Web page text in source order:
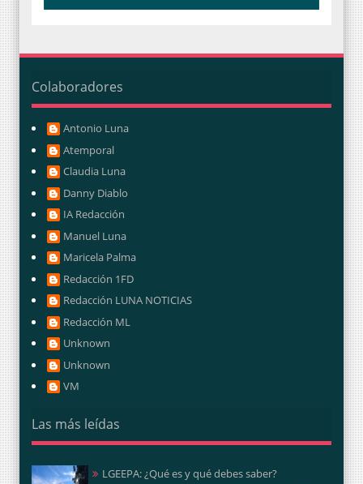
Colaboradores
Antonio Luna
Atemporal
Claudia Luna
Danny Diablo
IA Redacción
Manuel Luna
Maricela Palma
Redacción 1FD
Redacción LUNA NOTICIAS
Redacción ML
Unknown
Unknown
VM
Las más leídas
LGEEPA: ¿Qué es y qué debes saber?